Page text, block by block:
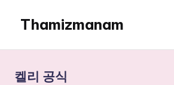
content
Thamizmanam
켈리 공식